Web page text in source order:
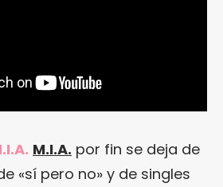
M.I.A. por fin se deja de
«sí pero no» y de singles